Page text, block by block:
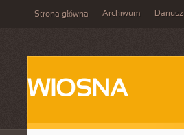
Strona główna Archiwum Dariusz
WIOSNA